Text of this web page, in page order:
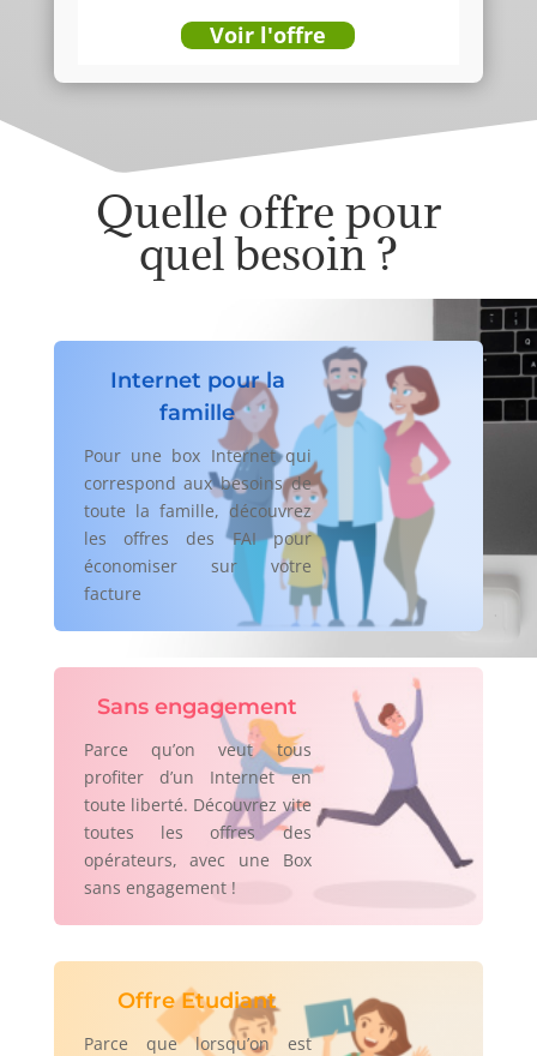
Voir l'offre
Quelle offre pour
quel besoin ?
Internet pour la
famille
Pour une box Internet qui
correspond aux besoins de
toute la famille, découvrez
les offres des FAI pour
économiser sur votre
facture
Sans engagement
Parce qu’on veut tous
profiter d’un Internet en
toute liberté. Découvrez vite
toutes les offres des
opérateurs, avec une Box
sans engagement !
Offre Etudiant
Parce que lorsqu’on est